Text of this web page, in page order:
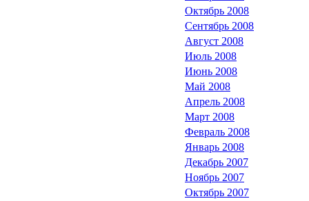
Октябрь 2008
Сентябрь 2008
Август 2008
Июль 2008
Июнь 2008
Май 2008
Апрель 2008
Март 2008
Февраль 2008
Январь 2008
Декабрь 2007
Ноябрь 2007
Октябрь 2007